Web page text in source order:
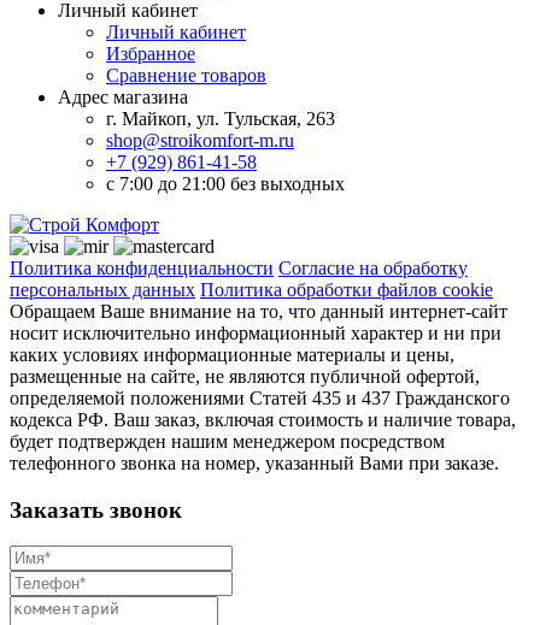
Личный кабинет
Личный кабинет
Избранное
Сравнение товаров
Адрес магазина
г. Майкоп, ул. Тульская, 263
shop@stroikomfort-m.ru
+7 (929) 861-41-58
с 7:00 до 21:00 без выходных
Политика конфиденциальности Согласие на обработку
персональных данных Политика обработки файлов cookie
Обращаем Ваше внимание на то, что данный интернет-сайт
носит исключительно информационный характер и ни при
каких условиях информационные материалы и цены,
размещенные на сайте, не являются публичной офертой,
определяемой положениями Статей 435 и 437 Гражданского
кодекса РФ. Ваш заказ, включая стоимость и наличие товара,
будет подтвержден нашим менеджером посредством
телефонного звонка на номер, указанный Вами при заказе.
Заказать звонок